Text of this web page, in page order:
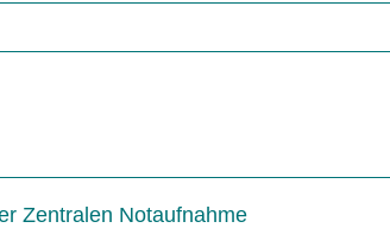
Zentralen Notaufnahme